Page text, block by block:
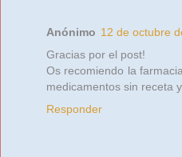
Anónimo 12 de octubre
Gracias por el post!
Os recomiendo la
medicamentos sin receta
Responder